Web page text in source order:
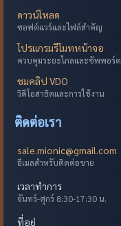
ดาวน์โหลด
ซอฟต์แวร์และไฟล์สำคัญ
โปรแกรมรีโมทหน้าจอ
ควบคุมระยะไกลและซัพพอร์ต
ชมคลิป VDO
วิดีโอสาธิตและการใช้งาน
ติดต่อเรา
sale.mionic@gmail.com
อีเมลสำหรับติดต่อขาย
เวลาทำการ
จันทร์-ศุกร์ 8:30-17:30 น.
ที่อยู่